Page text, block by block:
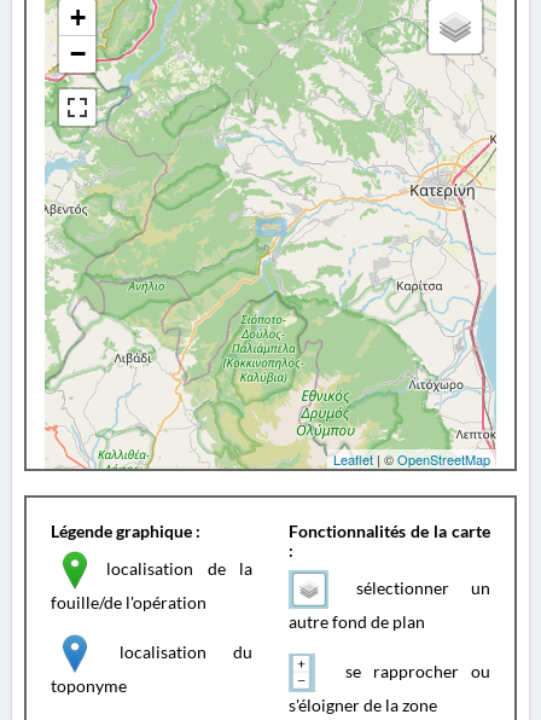
+
−
Leaflet | ©OpenStreetMap
Légende graphique :
localisation de la
fouille/de l'opération
localisation du
toponyme
Fonctionnalités de la carte
:
sélectionner un
autre fond de plan
se rapprocher ou
s'éloigner de la zone